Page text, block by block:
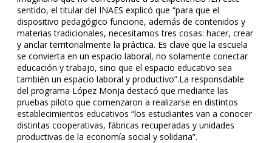
sentido, el titular del INAES explicó que “para que el
dispositivo pedagógico funcione, además de contenidos y
materias tradicionales, necesitamos tres cosas: hacer, crear
y anclar territorialmente la práctica. Es clave que la escuela
se convierta en un espacio laboral, no solamente conectar
educación y trabajo, sino que el espacio educativo sea
también un espacio laboral y productivo”.La responsdable
del programa López Monja destacó que mediante las
pruebas piloto que comenzaron a realizarse en distintos
establecimientos educativos “los estudiantes van a conocer
distintas cooperativas, fábricas recuperadas y unidades
productivas de la economía social y solidaria”.